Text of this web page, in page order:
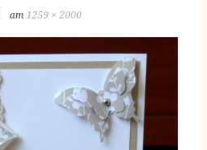
am 1259 × 2000